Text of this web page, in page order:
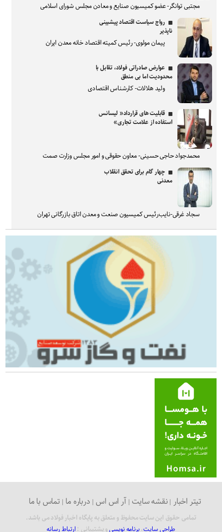
مجتبی توانگر- عضو کمیسیون صنایع و معادن مجلس شورای اسلامی
رواج سیاست اقتصاد پیشبینی
ناپذیر
پیمان مولوی- رئیس کمیته اقتصاد خانه معدن ایران
عوارض صادراتی فولاد، تقابل با
محدودیت اما بی منطق
ولید هلالات- کارشناس اقتصادی
قابلیت های قرارداد« لیسانس
استفاده از علامت تجاری»
محمدجواد حاجی حسینی- معاون حقوقی و امور مجلس وزارت صمت
چهار گام برای تحقق انقلاب
معدنی
سجاد غرقی-نایب‌رئیس کمیسیون صنعت و معدن اتاق بازرگانی تهران
تیتر اخبار نقشه سایت آر اس اس درباره ما تماس با ما
تمامی حقوق این سایت محفوظ و متعلق به پایگاه اخبار فولاد می باشد.
طراحی سایت،برنامه نویسیو پشتیبانی :ارتباط رسانه